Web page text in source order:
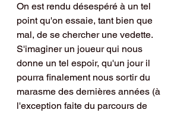
On est rendu désespéré à un tel
point qu'on essaie, tant bien que
mal, de se chercher une vedette.
S'imaginer un joueur qui nous
donne un tel espoir, qu'un jour il
pourra finalement nous sortir du
marasme des dernières années (à
l'exception faite du parcours de